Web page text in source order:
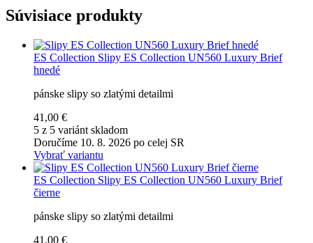
Súvisiace produkty
ES Collection Slipy ES Collection UN560 Luxury Brief
hnedé
pánske slipy so zlatými detailmi
41,00 €
5 z 5 variánt skladom
Doručíme 10. 8. 2026 po celej SR
Vybrať variantu
ES Collection Slipy ES Collection UN560 Luxury Brief
čierne
pánske slipy so zlatými detailmi
41,00 €